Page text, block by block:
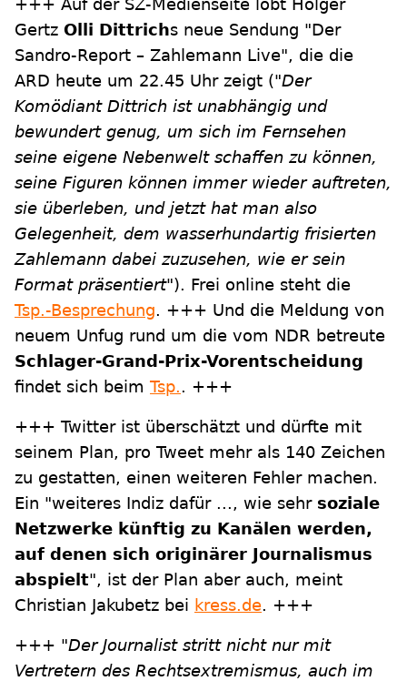
+++ Auf der SZ-Medienseite lobt Holger
Gertz Olli Dittrichs neue Sendung "Der
Sandro-Report – Zahlemann Live", die die
ARD heute um 22.45 Uhr zeigt ("Der
Komödiant Dittrich ist unabhängig und
bewundert genug, um sich im Fernsehen
seine eigene Nebenwelt schaffen zu können,
seine Figuren können immer wieder auftreten,
sie überleben, und jetzt hat man also
Gelegenheit, dem wasserhundartig frisierten
Zahlemann dabei zuzusehen, wie er sein
Format präsentiert"). Frei online steht die
Tsp.-Besprechung. +++ Und die Meldung von
neuem Unfug rund um die vom NDR betreute
Schlager-Grand-Prix-Vorentscheidung
findet sich beim Tsp.. +++
+++ Twitter ist überschätzt und dürfte mit
seinem Plan, pro Tweet mehr als 140 Zeichen
zu gestatten, einen weiteren Fehler machen.
Ein "weiteres Indiz dafür ..., wie sehrsoziale
Netzwerke künftig zu Kanälen werden,
auf denen sich originärer Journalismus
abspielt", ist der Plan aber auch, meint
Christian Jakubetz bei kress.de. +++
+++ "Der Journalist stritt nicht nur mit
Vertretern des Rechtsextremismus, auch im